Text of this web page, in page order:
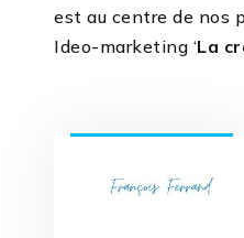
est au centre de nos
Ideo-marketing ‘La